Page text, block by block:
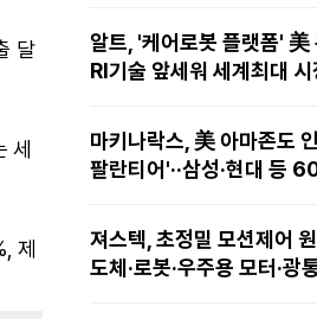
달
세
제
알트, '케어로봇 플랫폼'
RI기술 앞세워 세계최대
마키나락스, 美 아마존도
팔란티어'··삼성·현대 등
져스텍, 초정밀 모션제어
도체·로봇·우주용 모터·광